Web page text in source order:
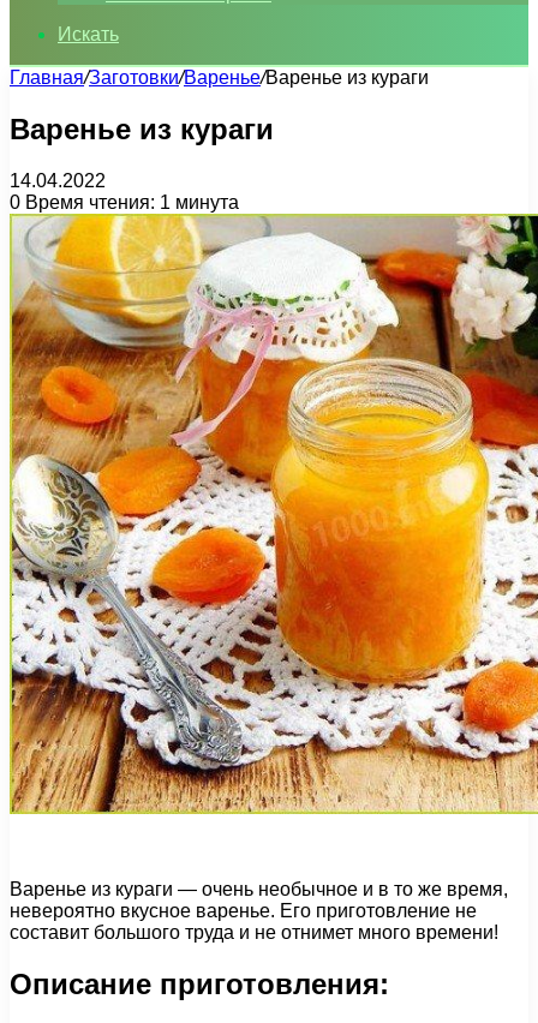
Искать
Главная/Заготовки/Варенье/Варенье из кураги
Варенье из кураги
14.04.2022
0 Время чтения: 1 минута
Варенье из кураги — очень необычное и в то же время,
невероятно вкусное варенье. Его приготовление не
составит большого труда и не отнимет много времени!
Описание приготовления: